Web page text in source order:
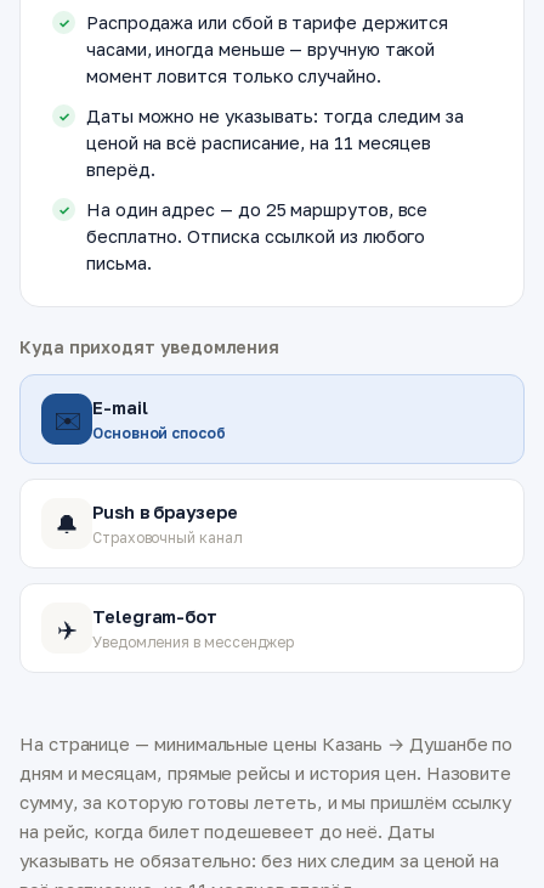
Распродажа или сбой в тарифе держится
часами, иногда меньше — вручную такой
момент ловится только случайно.
Даты можно не указывать: тогда следим за
ценой на всё расписание, на 11 месяцев
вперёд.
На один адрес — до 25 маршрутов, все
бесплатно. Отписка ссылкой из любого
письма.
Куда приходят уведомления
✉️ E-mail
Основной способ
🔔 Push в браузере
Страховочный канал
✈️ Telegram-бот
Уведомления в мессенджер
На странице — минимальные цены Казань → Душанбе по
дням и месяцам, прямые рейсы и история цен. Назовите
сумму, за которую готовы лететь, и мы пришлём ссылку
на рейс, когда билет подешевеет до неё. Даты
указывать не обязательно: без них следим за ценой на